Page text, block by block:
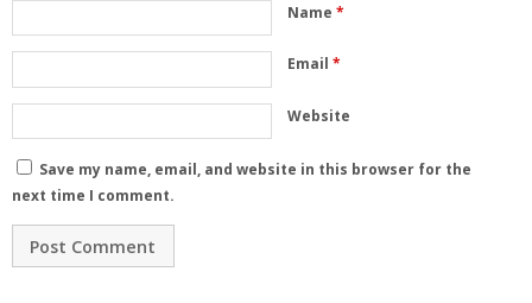
Name *
Email *
Website
Save my name, email, and website in this browser for the
next time I comment.